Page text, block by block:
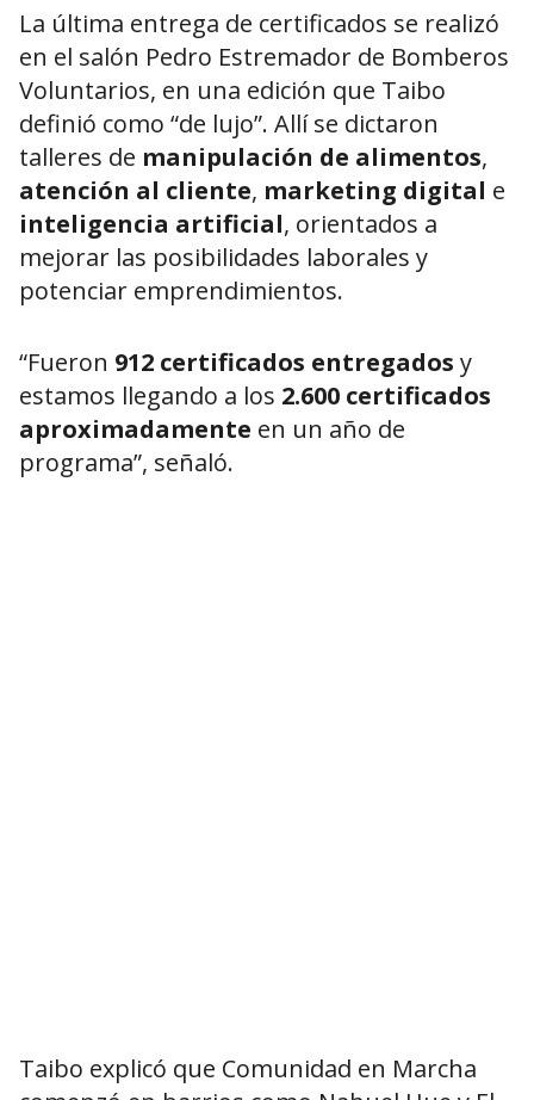
La última entrega de certificados se realizó
en el salón Pedro Estremador de Bomberos
Voluntarios, en una edición que Taibo
definió como “de lujo”. Allí se dictaron
talleres de manipulación de alimentos,
atención al cliente, marketing digital e
inteligencia artificial, orientados a
mejorar las posibilidades laborales y
potenciar emprendimientos.
“Fueron 912 certificados entregados y
estamos llegando a los 2.600 certificados
aproximadamente en un año de
programa”, señaló.
Taibo explicó que Comunidad en Marcha